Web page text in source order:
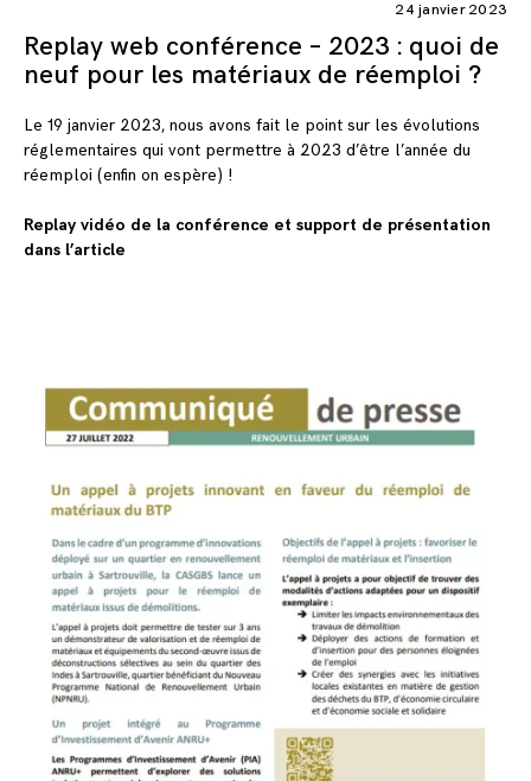
24 janvier 2023
Replay web conférence – 2023 : quoi de
neuf pour les matériaux de réemploi ?
Le 19 janvier 2023, nous avons fait le point sur les évolutions
réglementaires qui vont permettre à 2023 d’être l’année du
réemploi (enfin on espère) !
Replay vidéo de la conférence et support de présentation
dans l’article